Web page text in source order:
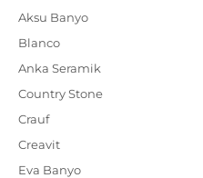
Aksu Banyo
Blanco
Anka Seramik
Country Stone
Crauf
Creavit
Eva Banyo